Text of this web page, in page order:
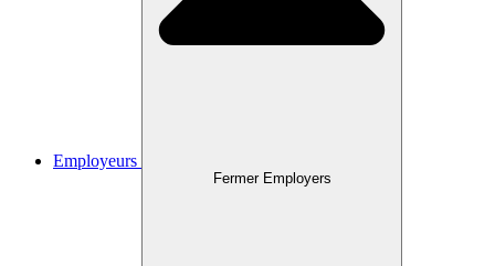
Employeurs
Fermer Employers